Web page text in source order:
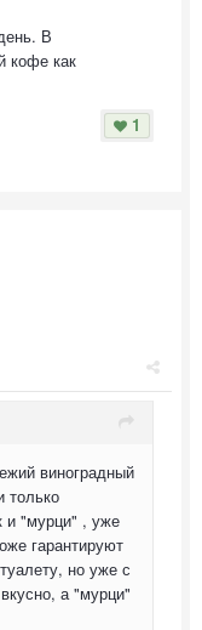
В
кофе как
1
виноградный
только
и "мурци" , уже
гарантируют
но уже с
а "мурци"